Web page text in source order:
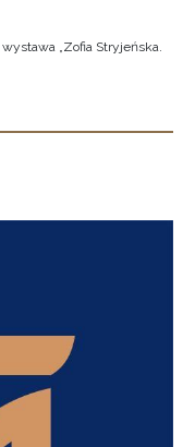
„Zofia Stryjeńska.